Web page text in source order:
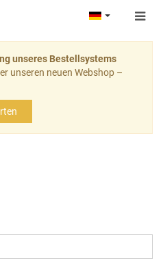
unseres Bestellsystems
unseren neuen Webshop –